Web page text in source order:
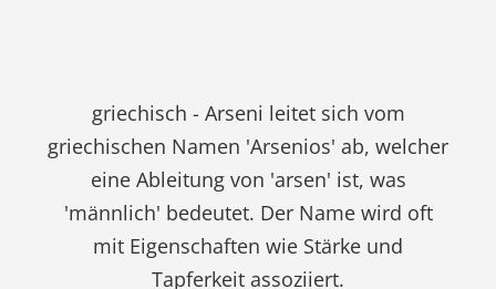
griechisch - Arseni leitet sich vom
griechischen Namen 'Arsenios' ab, welcher
eine Ableitung von 'arsen' ist, was
'männlich' bedeutet. Der Name wird oft
mit Eigenschaften wie Stärke und
Tapferkeit assoziiert.